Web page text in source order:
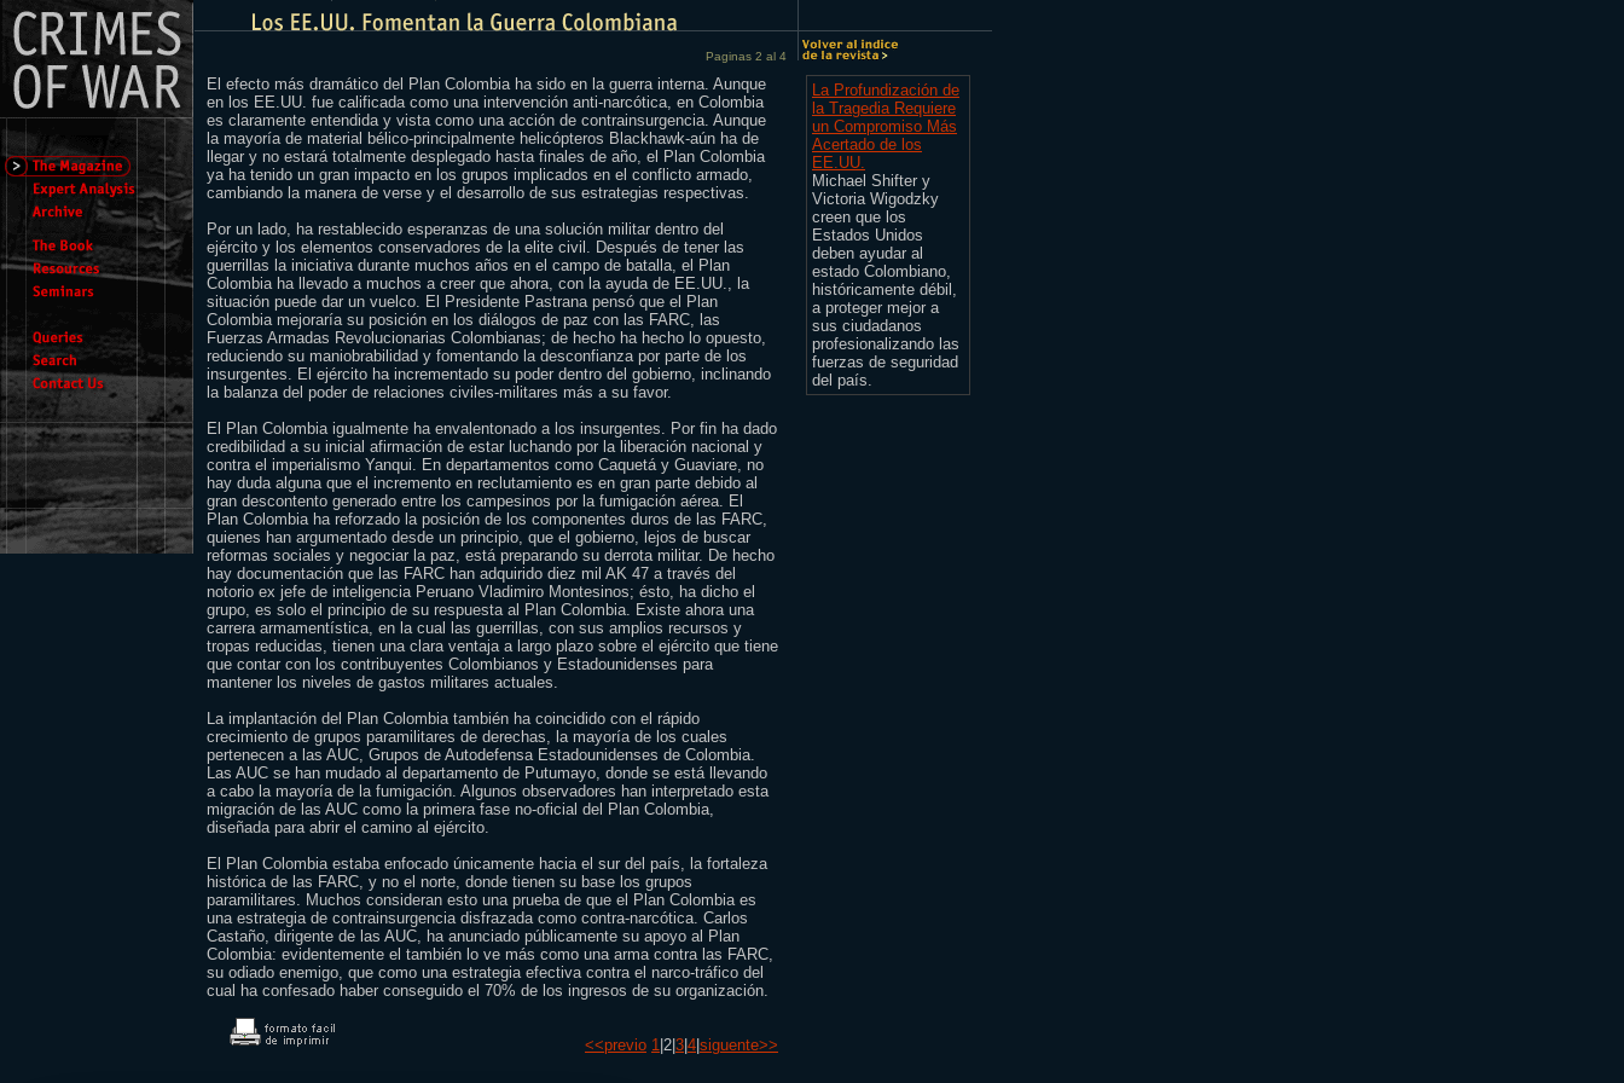
Paginas 2 al 4
El efecto más dramático del Plan Colombia ha sido en la guerra interna. Aunque
en los EE.UU. fue calificada como una intervención anti-narcótica, en Colombia
es claramente entendida y vista como una acción de contrainsurgencia. Aunque
la mayoría de material bélico-principalmente helicópteros Blackhawk-aún ha de
llegar y no estará totalmente desplegado hasta finales de año, el Plan Colombia
ya ha tenido un gran impacto en los grupos implicados en el conflicto armado,
cambiando la manera de verse y el desarrollo de sus estrategias respectivas.
Por un lado, ha restablecido esperanzas de una solución militar dentro del
ejército y los elementos conservadores de la elite civil. Después de tener las
guerrillas la iniciativa durante muchos años en el campo de batalla, el Plan
Colombia ha llevado a muchos a creer que ahora, con la ayuda de EE.UU., la
situación puede dar un vuelco. El Presidente Pastrana pensó que el Plan
Colombia mejoraría su posición en los diálogos de paz con las FARC, las
Fuerzas Armadas Revolucionarias Colombianas; de hecho ha hecho lo opuesto,
reduciendo su maniobrabilidad y fomentando la desconfianza por parte de los
insurgentes. El ejército ha incrementado su poder dentro del gobierno, inclinando
la balanza del poder de relaciones civiles-militares más a su favor.
El Plan Colombia igualmente ha envalentonado a los insurgentes. Por fin ha dado
credibilidad a su inicial afirmación de estar luchando por la liberación nacional y
contra el imperialismo Yanqui. En departamentos como Caquetá y Guaviare, no
hay duda alguna que el incremento en reclutamiento es en gran parte debido al
gran descontento generado entre los campesinos por la fumigación aérea. El
Plan Colombia ha reforzado la posición de los componentes duros de las FARC,
quienes han argumentado desde un principio, que el gobierno, lejos de buscar
reformas sociales y negociar la paz, está preparando su derrota militar. De hecho
hay documentación que las FARC han adquirido diez mil AK 47 a través del
notorio ex jefe de inteligencia Peruano Vladimiro Montesinos; ésto, ha dicho el
grupo, es solo el principio de su respuesta al Plan Colombia. Existe ahora una
carrera armamentística, en la cual las guerrillas, con sus amplios recursos y
tropas reducidas, tienen una clara ventaja a largo plazo sobre el ejército que tiene
que contar con los contribuyentes Colombianos y Estadounidenses para
mantener los niveles de gastos militares actuales.
La implantación del Plan Colombia también ha coincidido con el rápido
crecimiento de grupos paramilitares de derechas, la mayoría de los cuales
pertenecen a las AUC, Grupos de Autodefensa Estadounidenses de Colombia.
Las AUC se han mudado al departamento de Putumayo, donde se está llevando
a cabo la mayoría de la fumigación. Algunos observadores han interpretado esta
migración de las AUC como la primera fase no-oficial del Plan Colombia,
diseñada para abrir el camino al ejército.
El Plan Colombia estaba enfocado únicamente hacia el sur del país, la fortaleza
histórica de las FARC, y no el norte, donde tienen su base los grupos
paramilitares. Muchos consideran esto una prueba de que el Plan Colombia es
una estrategia de contrainsurgencia disfrazada como contra-narcótica. Carlos
Castaño, dirigente de las AUC, ha anunciado públicamente su apoyo al Plan
Colombia: evidentemente el también lo ve más como una arma contra las FARC,
su odiado enemigo, que como una estrategia efectiva contra el narco-tráfico del
cual ha confesado haber conseguido el 70% de los ingresos de su organización.
La Profundización de
la Tragedia Requiere
un Compromiso Más
Acertado de los
EE.UU.
Michael Shifter y
Victoria Wigodzky
creen que los
Estados Unidos
deben ayudar al
estado Colombiano,
históricamente débil,
a proteger mejor a
sus ciudadanos
profesionalizando las
fuerzas de seguridad
del país.
<<previo 1 |2| 3 4 siguente>>